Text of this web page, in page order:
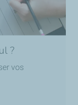
?
vos